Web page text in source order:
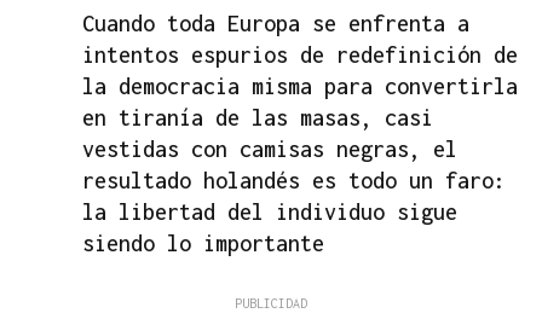
Cuando toda Europa se enfrenta a
intentos espurios de redefinición de
la democracia misma para convertirla
en tiranía de las masas, casi
vestidas con camisas negras, el
resultado holandés es todo un faro:
la libertad del individuo sigue
siendo lo importante